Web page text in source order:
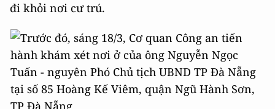
đi khỏi nơi cư trú.